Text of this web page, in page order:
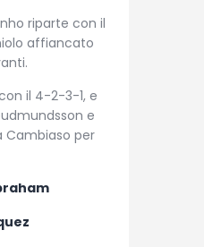
riparte con il
affiancato
il 4-2-3-1, e
e
Cambiaso per